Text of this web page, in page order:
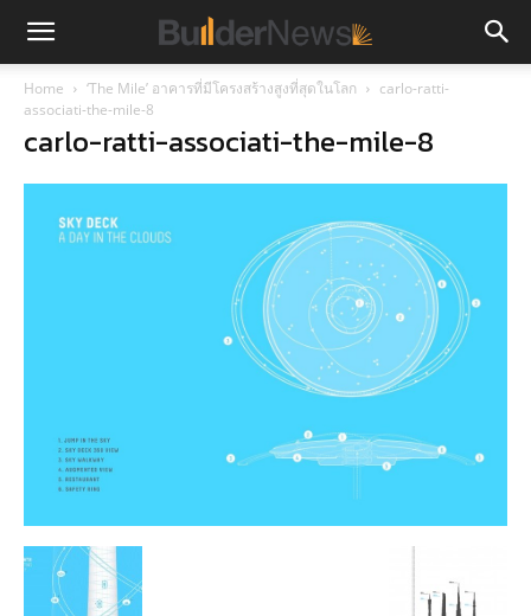
Home ‘The Mile’ อาคารที่มีโครงสร้างสูงที่สุดในโลก
carlo-ratti-
associati-the-mile-8
carlo-ratti-associati-the-mile-8